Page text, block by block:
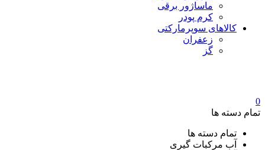
ماساژور برقی
کرم پودر
کالاهای سوپرمارکتی
زعفران
گز
0
تمام دسته ها
تمام دسته ها
آب مرکبات گیری